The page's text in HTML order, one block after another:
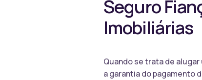
Seguro
Imobiliárias
Quando se trata de
a garantia do pagamento